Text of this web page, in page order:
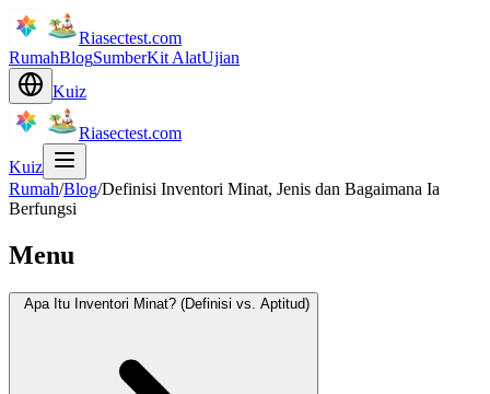
Riasectest.com
RumahBlogSumberKit AlatUjian
Kuiz
Riasectest.com
Kuiz
Rumah/Blog/Definisi Inventori Minat, Jenis dan Bagaimana Ia
Berfungsi
Menu
Apa Itu Inventori Minat? (Definisi vs. Aptitud)